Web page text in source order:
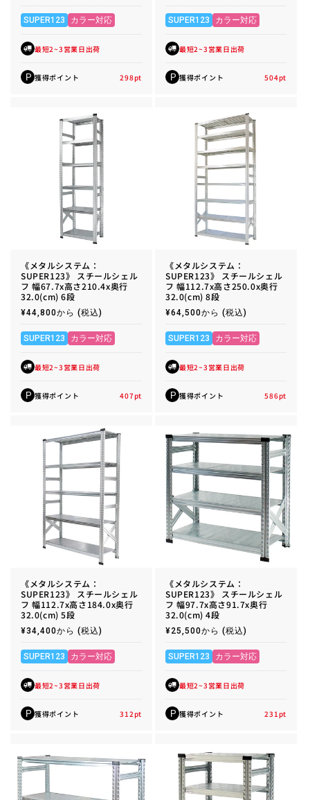
価
格
SUPER123 カラー対応
最短2~3営業日出荷
P 獲得ポイント 298pt
価
格
SUPER123 カラー対応
最短2~3営業日出荷
P 獲得ポイント 504pt
《メタルシステム：
SUPER123》 スチールシェル
フ 幅67.7x高さ210.4x奥行
32.0(cm) 6段
通
価
格
¥44,800から (税込)
SUPER123 カラー対応
最短2~3営業日出荷
P 獲得ポイント 407pt
《メタルシステム：
SUPER123》 スチールシェル
フ 幅112.7x高さ250.0x奥行
32.0(cm) 8段
通
価
格
¥64,500から (税込)
SUPER123 カラー対応
最短2~3営業日出荷
P 獲得ポイント 586pt
《メタルシステム：
SUPER123》 スチールシェル
フ 幅112.7x高さ184.0x奥行
32.0(cm) 5段
通
価
格
¥34,400から (税込)
SUPER123 カラー対応
最短2~3営業日出荷
P 獲得ポイント 312pt
《メタルシステム：
SUPER123》 スチールシェル
フ 幅97.7x高さ91.7x奥行
32.0(cm) 4段
通
価
格
¥25,500から (税込)
SUPER123 カラー対応
最短2~3営業日出荷
P 獲得ポイント 231 pt